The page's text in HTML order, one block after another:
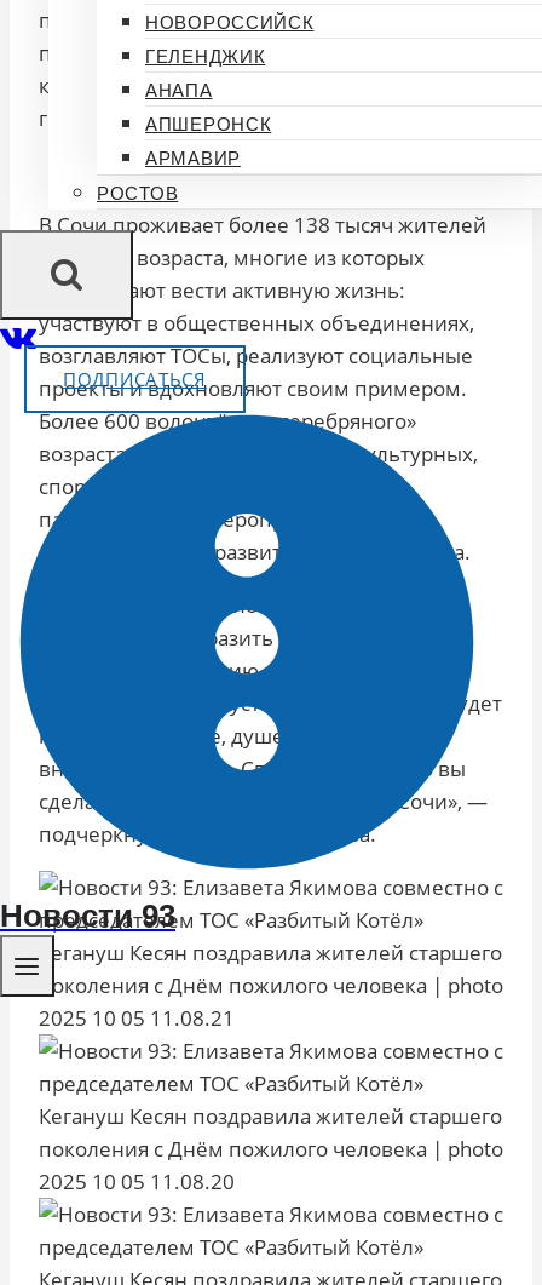
НОВОРОССИЙСК
ГЕЛЕНДЖИК
АНАПА
АПШЕРОНСК
АРМАВИР
РОСТОВ
ПОДПИСАТЬСЯ
Новости 93
признательности к людям старшего
поколения — ветеранам войны и труда, всем,
кто внёс значительный вклад в развитие
города и воспитание молодёжи.
В Сочи проживает более 138 тысяч жителей
старшего возраста, многие из которых
продолжают вести активную жизнь:
участвуют в общественных объединениях,
возглавляют ТОСы, реализуют социальные
проекты и вдохновляют своим примером.
Более 600 волонтёров «серебряного»
возраста принимают участие в культурных,
спортивных, экологических и
патриотических мероприятиях, внося
весомый вклад в развитие города-курорта.
«День пожилого человека — это особая
возможность выразить благодарность
старшему поколению за труд, мудрость,
любовь и заботу. Пусть у каждого из вас будет
крепкое здоровье, душевное тепло и
внимание близких. Спасибо за всё, что вы
сделали и продолжаете делать для Сочи», —
подчеркнула Елизавета Якимова.